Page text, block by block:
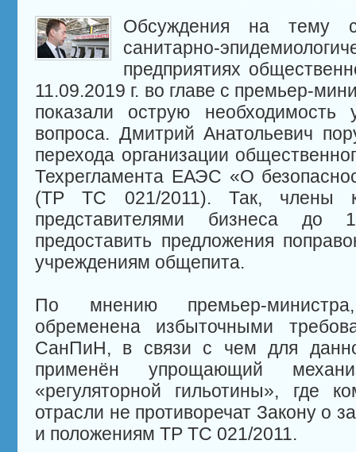
Обсуждения на тему
санитарно-
предприятиях
11.09.2019 г. во главе с премьер-
показали острую необходимость
вопроса. Дмитрий Анатольевич
перехода организации
Техрегламента ЕАЭС «О
(ТР ТС 021/2011). Так, члены
представителями бизнеса до
предоставить предложения
учреждениям общепита.
По мнению премьер-
обременена избыточными
СанПиН, в связи с чем для
применён упрощающий
«регуляторной гильотины», где
отрасли не противоречат Закону о
и положениям ТР ТС 021/2011.